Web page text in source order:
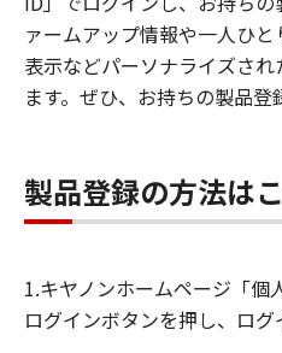
ァームアップ情報や一人ひ
表示などパーソナライズさ
ます。ぜひ、お持ちの製品登
製品登録の方法は
1.キヤノンホームページ「個
ログインボタンを押し、ロ